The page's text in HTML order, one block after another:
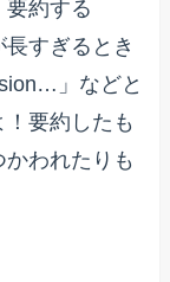
約する
すぎるとき
」などと
！要約したも
われたりも